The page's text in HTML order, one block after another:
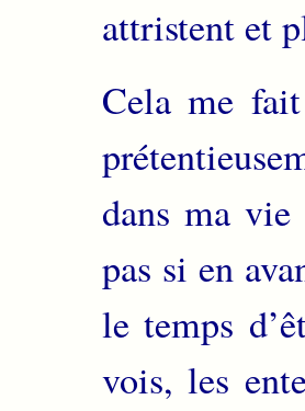
attristent et
Cela me
dans ma
pas si en
le temps
vois, les